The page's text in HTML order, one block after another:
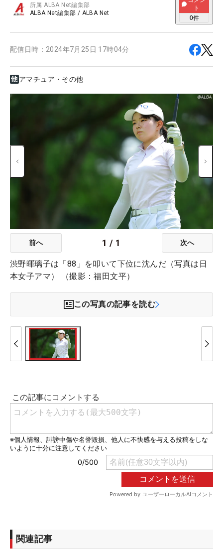
所属ALBA Net編集部
ALBA Net編集部 / ALBA Net
ト
0件
配信日時： 2024年7月25日 17時04分
アマチュア・その他
前へ 1 / 1 次へ
渋野暉璃子は「88」を叩いて下位に沈んだ（写真は日
本女子アマ） （撮影：福田文平）
この写真の記事を読む
関連記事